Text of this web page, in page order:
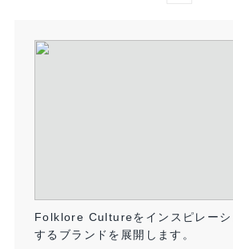
Folklore Cultureをインスピレーシ
するブランドを展開します。